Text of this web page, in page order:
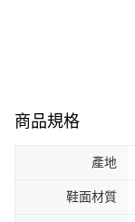
商品規格
產地
鞋面材質